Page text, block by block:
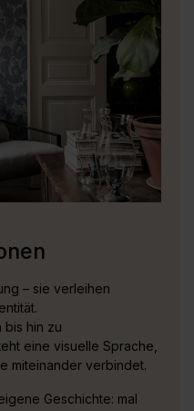
– sie verleihen
bis hin zu
eine visuelle Sprache,
miteinander verbindet.
Geschichte: mal